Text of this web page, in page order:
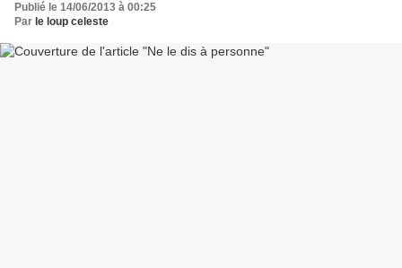
Publié le 14/06/2013 à 00:25
Par le loup celeste